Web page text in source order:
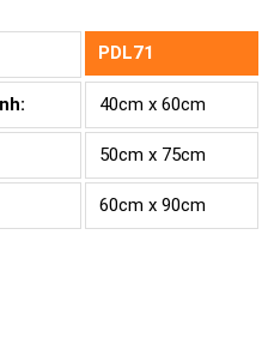
PDL71
40cm x 60cm
50cm x 75cm
60cm x 90cm